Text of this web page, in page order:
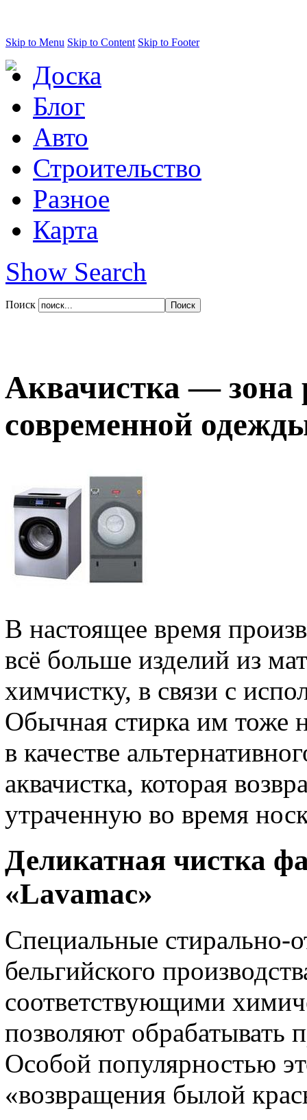
Skip to Menu Skip to Content Skip to Footer
Доска
Блог
Авто
Строительство
Разное
Карта
Show Search
Поиск
Аквачистка — зона
современной
В настоящее время
всё больше изделий из
химчистку, в связи с
Обычная стирка им тоже
в качестве
аквачистка, которая
утраченную во время
Деликатная чистка
«Lavamac»
Специальные
бельгийского
соответствующими
позволяют обрабатывать
Особой популярностью
«возвращения былой